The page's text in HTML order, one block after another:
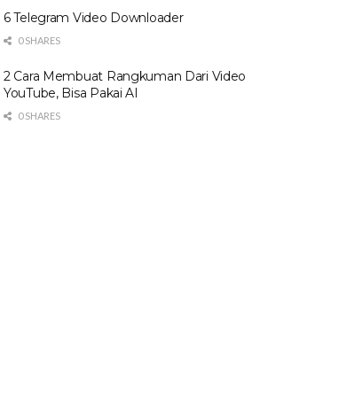
6 Telegram Video Downloader
0 SHARES
2 Cara Membuat Rangkuman Dari Video
YouTube, Bisa Pakai AI
0 SHARES